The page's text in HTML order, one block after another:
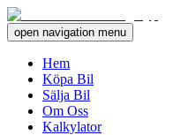
open navigation menu
Hem
Köpa Bil
Sälja Bil
Om Oss
Kalkylator